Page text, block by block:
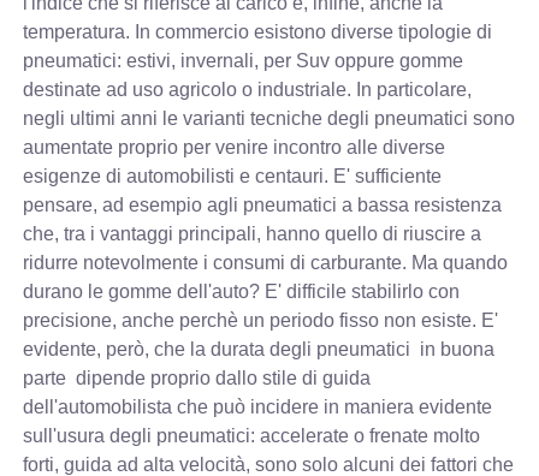
temperatura. In commercio esistono diverse tipologie di
pneumatici: estivi, invernali, per Suv oppure gomme
destinate ad uso agricolo o industriale. In particolare,
negli ultimi anni le varianti tecniche degli pneumatici sono
aumentate proprio per venire incontro alle diverse
esigenze di automobilisti e centauri. E' sufficiente
pensare, ad esempio agli pneumatici a bassa resistenza
che, tra i vantaggi principali, hanno quello di riuscire a
ridurre notevolmente i consumi di carburante. Ma quando
durano le gomme dell'auto? E' difficile stabilirlo con
precisione, anche perchè un periodo fisso non esiste. E'
evidente, però, che la durata degli pneumatici in buona
parte dipende proprio dallo stile di guida
dell'automobilista che può incidere in maniera evidente
sull'usura degli pneumatici: accelerate o frenate molto
forti, guida ad alta velocità, sono solo alcuni dei fattori che